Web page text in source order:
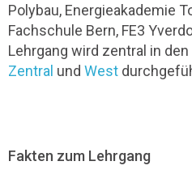
Polybau, Energieakademie
Fachschule Bern, FE3
Lehrgang wird zentral in den
Zentral und West
Fakten zum Lehrgang